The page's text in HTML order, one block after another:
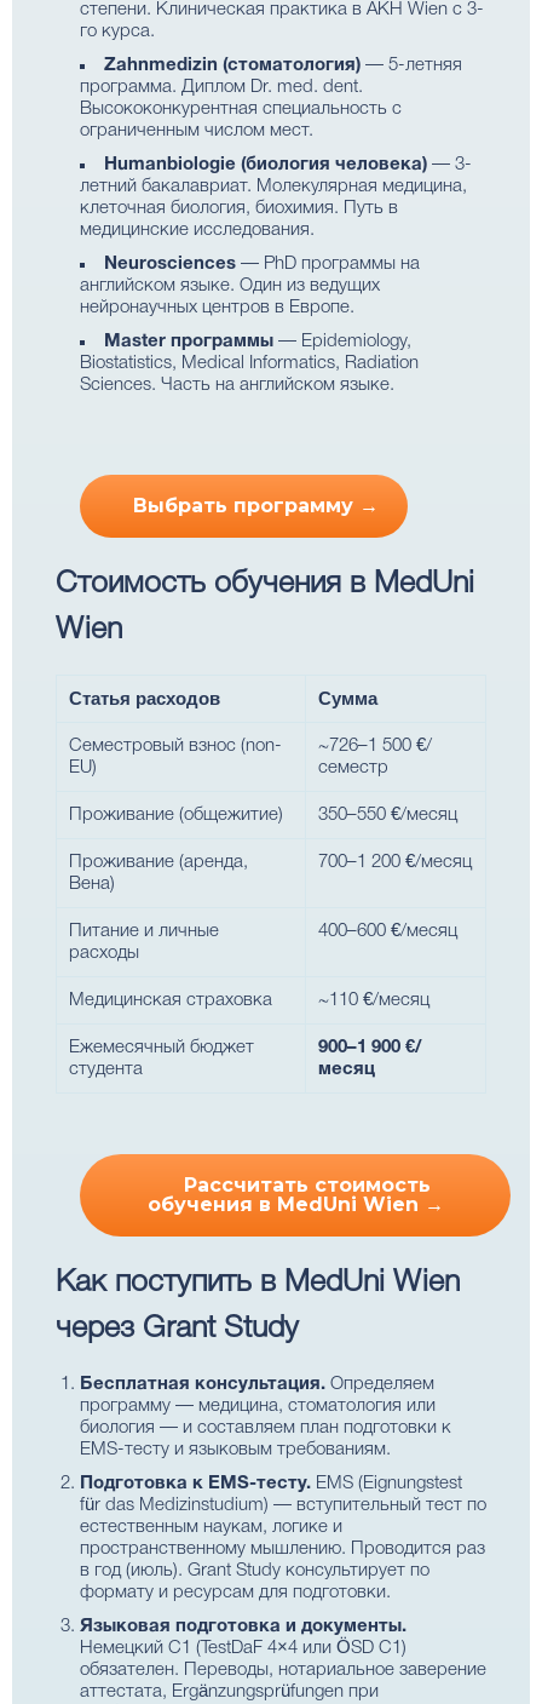
степени. Клиническая практика в AKH Wien с 3-
го курса.
Zahnmedizin (стоматология) — 5-летняя
программа. Диплом Dr. med. dent.
Высококонкурентная специальность с
ограниченным числом мест.
Humanbiologie (биология человека) — 3-
летний бакалавриат. Молекулярная медицина,
клеточная биология, биохимия. Путь в
медицинские исследования.
Neurosciences — PhD программы на
английском языке. Один из ведущих
нейронаучных центров в Европе.
Master программы — Epidemiology,
Biostatistics, Medical Informatics, Radiation
Sciences. Часть на английском языке.
Выбрать программу →
Стоимость обучения в MedUni
Wien
Статья расходов Сумма
Семестровый взнос (non-
EU)
~726–1 500 €/
семестр
Проживание (общежитие) 350–550 €/месяц
Проживание (аренда,
Вена)
700–1 200 €/месяц
Питание и личные
расходы
400–600 €/месяц
Медицинская страховка ~110 €/месяц
Ежемесячный бюджет
студента
900–1 900 €/
месяц
Рассчитать стоимость
обучения в MedUni Wien →
Как поступить в MedUni Wien
через Grant Study
Бесплатная консультация. Определяем
программу — медицина, стоматология или
биология — и составляем план подготовки к
EMS-тесту и языковым требованиям.
Подготовка к EMS-тесту. EMS (Eignungstest
für das Medizinstudium) — вступительный тест по
естественным наукам, логике и
пространственному мышлению. Проводится раз
в год (июль). Grant Study консультирует по
формату и ресурсам для подготовки.
Языковая подготовка и документы.
Немецкий C1 (TestDaF 4×4 или ÖSD C1)
обязателен. Переводы, нотариальное заверение
аттестата, Ergänzungsprüfungen при